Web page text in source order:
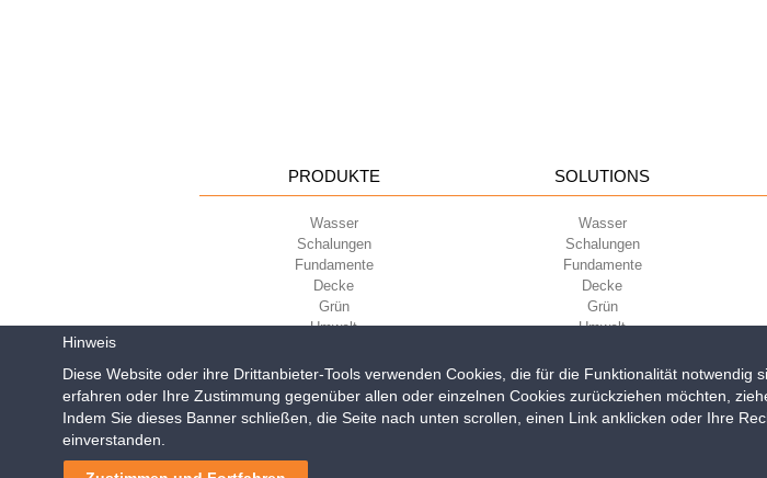
PRODUKTE
Wasser
Schalungen
Fundamente
Decke
Grün
Umwelt
SOLUTIONS
Wasser
Schalungen
Fundamente
Decke
Grün
Umwelt
Geoplast S.p.A.| Via Martiri della Libertà, 6/8 - 35010 Grantorto
Hinweis
Diese Website oder ihre Drittanbieter-Tools verwenden Cookies, die für die Funktionalität
erfahren oder Ihre Zustimmung gegenüber allen oder einzelnen Cookies zurückziehen möchten,
Indem Sie dieses Banner schließen, die Seite nach unten scrollen, einen Link anklicken oder Ihre
einverstanden.